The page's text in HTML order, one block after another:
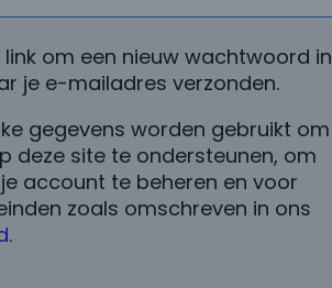
link om een nieuw wachtwoord in
je e-mailadres verzonden.
gegevens worden gebruikt om
deze site te ondersteunen, om
account te beheren en voor
zoals omschreven in ons
.